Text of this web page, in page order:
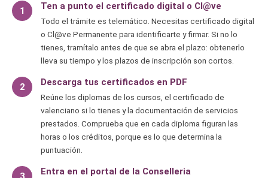
1 Ten a punto el certificado digital o Cl@ve
Todo el trámite es telemático. Necesitas certificado digital
o Cl@ve Permanente para identificarte y firmar. Si no lo
tienes, tramítalo antes de que se abra el plazo: obtenerlo
lleva su tiempo y los plazos de inscripción son cortos.
2 Descarga tus certificados en PDF
Reúne los diplomas de los cursos, el certificado de
valenciano si lo tienes y la documentación de servicios
prestados. Comprueba que en cada diploma figuran las
horas o los créditos, porque es lo que determina la
puntuación.
Entra en el portal de la Conselleria